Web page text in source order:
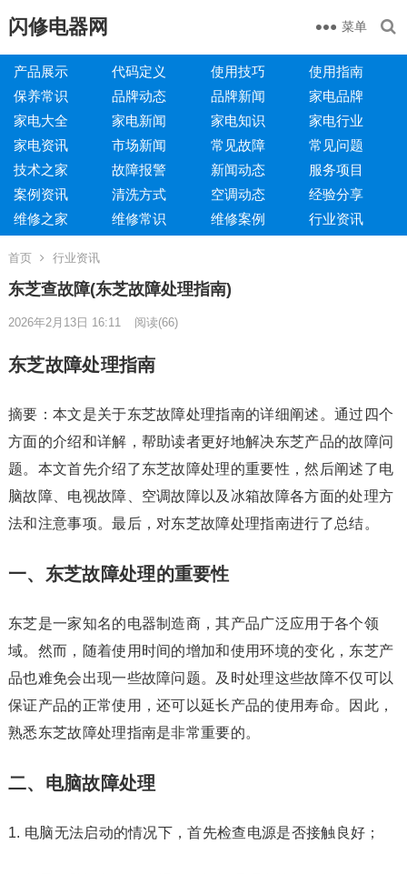
闪修电器网 菜单
产品展示 代码定义 使用技巧
使用指南
保养常识
品牌动态 品牌新闻
家电品牌
家电大全
家电新闻 家电知识
家电行业
家电资讯
市场新闻 常见故障
常见问题
技术之家
故障报警 新闻动态
服务项目
案例资讯
清洗方式 空调动态
经验分享
维修之家
维修常识 维修案例 行业资讯
首页 行业资讯
东芝查故障(东芝故障处理指南)
2026年2月13日 16:11 阅读(66)
东芝故障处理指南
摘要：本文是关于东芝故障处理指南的详细阐述。通过四个
方面的介绍和详解，帮助读者更好地解决东芝产品的故障问
题。本文首先介绍了东芝故障处理的重要性，然后阐述了电
脑故障、电视故障、空调故障以及冰箱故障各方面的处理方
法和注意事项。最后，对东芝故障处理指南进行了总结。
一、东芝故障处理的重要性
东芝是一家知名的电器制造商，其产品广泛应用于各个领
域。然而，随着使用时间的增加和使用环境的变化，东芝产
品也难免会出现一些故障问题。及时处理这些故障不仅可以
保证产品的正常使用，还可以延长产品的使用寿命。因此，
熟悉东芝故障处理指南是非常重要的。
二、电脑故障处理
1. 电脑无法启动的情况下，首先检查电源是否接触良好；